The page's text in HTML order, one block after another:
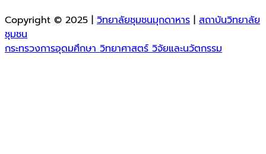
Copyright © 2025 | วิทยาลัยชุมชนมุกดาหาร | สถาบันวิทยาลัย
ชุมชน
กระทรวงการอุดมศึกษา วิทยาศาสตร์ วิจัยและนวัตกรรม